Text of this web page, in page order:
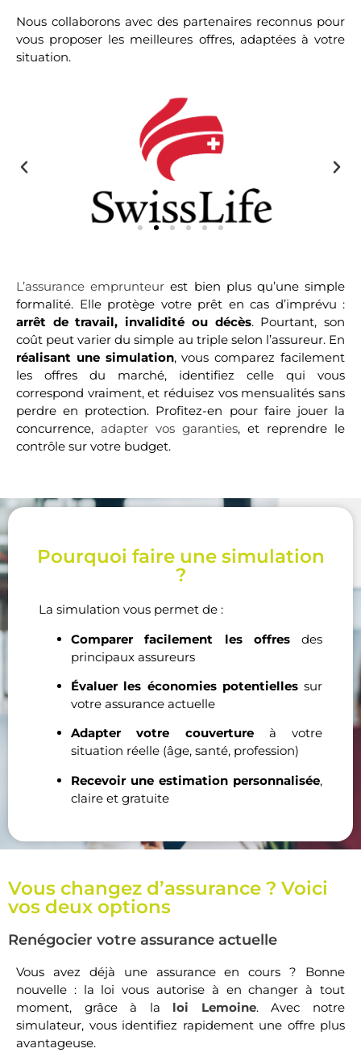
Nous collaborons avec des partenaires reconnus pour
vous proposer les meilleures offres, adaptées à votre
situation.
L’assurance emprunteur est bien plus qu’une simple
formalité. Elle protège votre prêt en cas d’imprévu :
arrêt de travail, invalidité ou décès. Pourtant, son
coût peut varier du simple au triple selon l’assureur. En
réalisant une simulation, vous comparez facilement
les offres du marché, identifiez celle qui vous
correspond vraiment, et réduisez vos mensualités sans
perdre en protection. Profitez-en pour faire jouer la
concurrence, adapter vos garanties, et reprendre le
contrôle sur votre budget.
Pourquoi faire une simulation
?
La simulation vous permet de :
Comparer facilement les offresdes
principaux assureurs
Évaluer les économies potentiellessur
votre assurance actuelle
Adapter votre couvertureà votre
situation réelle (âge, santé, profession)
Recevoir une estimation personnalisée,
claire et gratuite
Vous changez d’assurance ? Voici
vos deux options
Renégocier votre assurance actuelle
Vous avez déjà une assurance en cours ? Bonne
nouvelle : la loi vous autorise à en changer à tout
moment, grâce à la loi Lemoine. Avec notre
simulateur, vous identifiez rapidement une offre plus
avantageuse.